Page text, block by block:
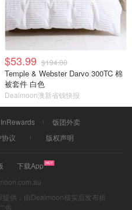
$53.99 $194.00
Temple & Webster Darvo 300TC 棉
被套件 白色
Dealmoon澳新省钱快报
InRewards
饭团外卖
协议 版权声明
下载App
供，由Dealmoon核实后发布折
告